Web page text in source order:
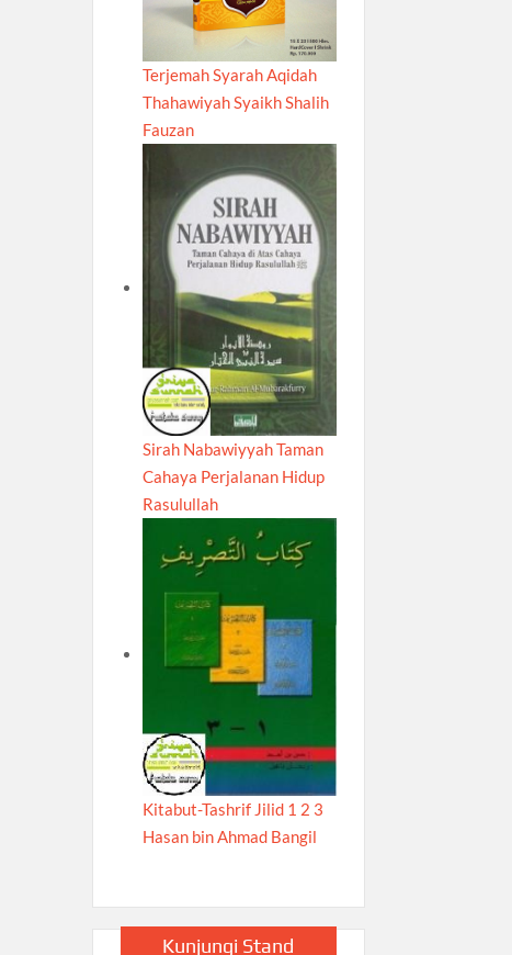
Terjemah Syarah Aqidah
Thahawiyah Syaikh Shalih
Fauzan
Sirah Nabawiyyah Taman
Cahaya Perjalanan Hidup
Rasulullah
Kitabut-Tashrif Jilid 1 2 3
Hasan bin Ahmad Bangil
Kunjungi Stand